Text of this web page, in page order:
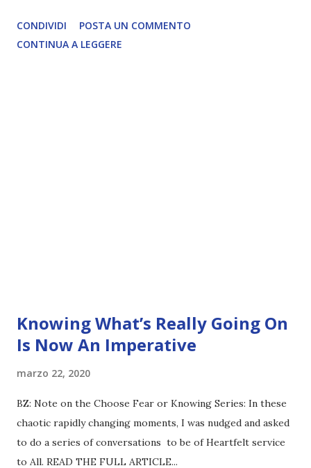
CONDIVIDI
POSTA UN COMMENTO
CONTINUA A LEGGERE
Knowing What’s Really Going On
Is Now An Imperative
marzo 22, 2020
BZ: Note on the Choose Fear or Knowing Series: In these
chaotic rapidly changing moments, I was nudged and asked
to do a series of conversations to be of Heartfelt service
to All. READ THE FULL ARTICLE...